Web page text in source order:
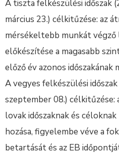
A tiszta felkészülési időszak
március 23.) célkitűzése: az
mérsékeltebb munkát
előkészítése a magasabb
előző év azonos időszakának
A vegyes felkészülési
szeptember 08.) célkitűzése:
lovak időszaknak és
hozása, figyelembe véve a
betartását és az EB